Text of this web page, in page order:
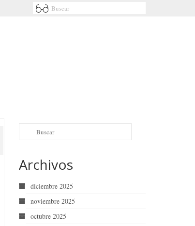
Archivos
diciembre 2025
noviembre 2025
octubre 2025